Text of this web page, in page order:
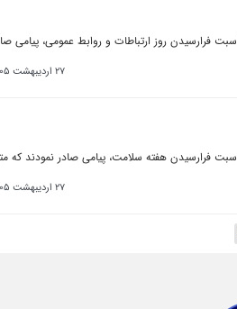
فرارسیدن روز ارتباطات و روابط عمومی، پیامی
27 اردیبهشت 1405
فرارسیدن هفته سلامت، پیامی صادر نمودند که
27 اردیبهشت 1405